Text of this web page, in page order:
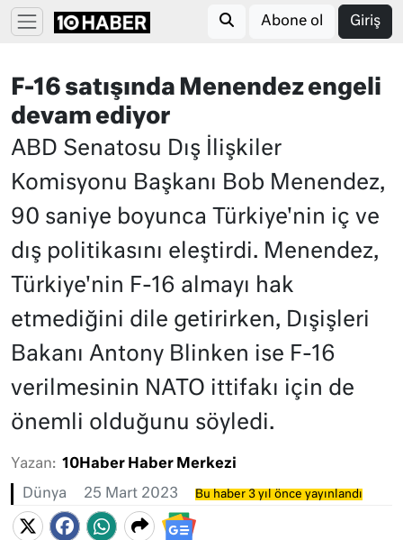
Abone ol Giriş
F-16 satışında Menendez engeli
devam ediyor
ABD Senatosu Dış İlişkiler
Komisyonu Başkanı Bob Menendez,
90 saniye boyunca Türkiye'nin iç ve
dış politikasını eleştirdi. Menendez,
Türkiye'nin F-16 almayı hak
etmediğini dile getirirken, Dışişleri
Bakanı Antony Blinken ise F-16
verilmesinin NATO ittifakı için de
önemli olduğunu söyledi.
Yazan: 10Haber Haber Merkezi
Dünya 25 Mart 2023 Bu haber 3 yıl önce yayınlandı